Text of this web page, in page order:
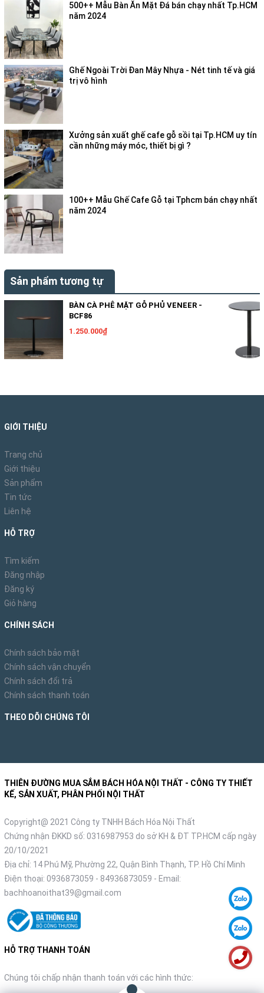
500++ Mẫu Bàn Ăn Mặt Đá bán chạy nhất Tp.HCM
năm 2024
Ghế Ngoài Trời Đan Mây Nhựa - Nét tinh tế và giá
trị vô hình
Xưởng sản xuất ghế cafe gỗ sồi tại Tp.HCM uy tín
cần những máy móc, thiết bị gì ?
100++ Mẫu Ghế Cafe Gỗ tại Tphcm bán chạy nhất
năm 2024
Sản phẩm tương tự
BÀN CÀ PHÊ MẶT GỖ PHỦ VENEER -
BCF86
1.250.000₫
GIỚI THIỆU
Trang chủ
Giới thiệu
Sản phẩm
Tin tức
Liên hệ
HỖ TRỢ
Tìm kiếm
Đăng nhập
Đăng ký
Giỏ hàng
CHÍNH SÁCH
Chính sách bảo mật
Chính sách vận chuyển
Chính sách đổi trả
Chính sách thanh toán
THEO DÕI CHÚNG TÔI
THIÊN ĐƯỜNG MUA SẮM BÁCH HÓA NỘI THẤT - CÔNG TY THIẾT
KẾ, SẢN XUẤT, PHÂN PHỐI NỘI THẤT
Copyright@ 2021 Công ty TNHH Bách Hóa Nội Thất
Chứng nhận ĐKKD số: 0316987953 do sở KH & ĐT TP.HCM cấp ngày
20/10/2021
Địa chỉ: 14 Phú Mỹ, Phường 22, Quận Bình Thạnh, TP. Hồ Chí Minh
Điện thoại: 0936873059 - 84936873059 - Email:
bachhoanoithat39@gmail.com
HỖ TRỢ THANH TOÁN
Chúng tôi chấp nhận thanh toán với các hình thức: